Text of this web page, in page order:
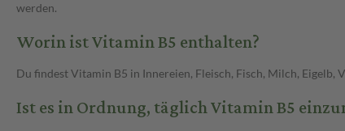
werden.
Worin ist Vitamin B5 enthalten?
Du findest Vitamin B5 in Innereien, Fleisch, Fisch, Milch,
Ist es in Ordnung, täglich Vitamin B5